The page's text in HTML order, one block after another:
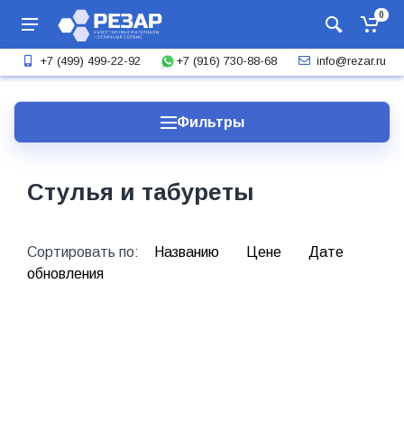
0
+7 (499) 499-22-92 +7 (916) 730-88-68 info@rezar.ru
Фильтры
Стулья и табуреты
Сортировать по: Названию Цене
Дате
обновления